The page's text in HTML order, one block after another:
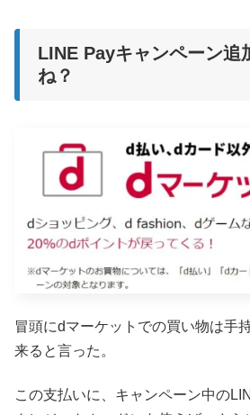
LINE Payキャンペーン追
ね？
冒頭にdマーケットでの買い物は手
来ると言った。
この支払いに、キャンペーン中の